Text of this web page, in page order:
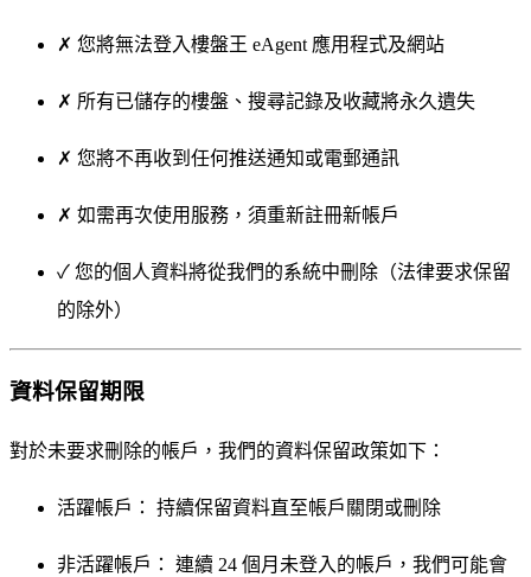
✗ 您將無法登入樓盤王 eAgent 應用程式及網站
✗ 所有已儲存的樓盤、搜尋記錄及收藏將永久遺失
✗ 您將不再收到任何推送通知或電郵通訊
✗ 如需再次使用服務，須重新註冊新帳戶
✓ 您的個人資料將從我們的系統中刪除（法律要求保留
的除外）
資料保留期限
對於未要求刪除的帳戶，我們的資料保留政策如下：
活躍帳戶： 持續保留資料直至帳戶關閉或刪除
非活躍帳戶： 連續 24 個月未登入的帳戶，我們可能會